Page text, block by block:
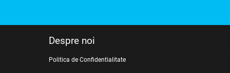
Despre noi
Politica de Confidentialitate